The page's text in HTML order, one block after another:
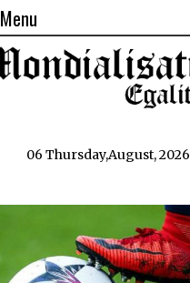
Menu
06 Thursday,August, 2026